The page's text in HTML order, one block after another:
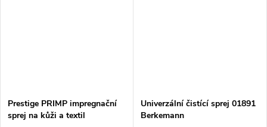
Prestige PRIMP impregnační
sprej na kůži a textil
Univerzální čistící sprej 01891
Berkemann